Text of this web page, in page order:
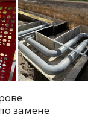
замене